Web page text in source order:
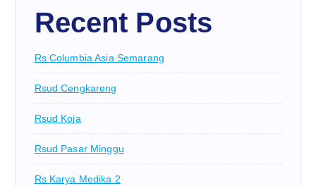
Recent Posts
Rs Columbia Asia Semarang
Rsud Cengkareng
Rsud Koja
Rsud Pasar Minggu
Rs Karya Medika 2